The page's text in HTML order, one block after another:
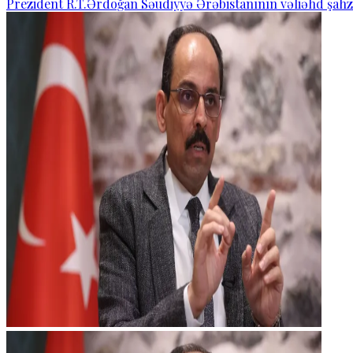
Prezident R.T.Ərdoğan Səudiyyə Ərəbistanının vəliəhd